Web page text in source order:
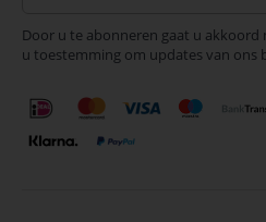
onze
nieuwsbrief
Door u te abonneren gaat u akkoord
u toestemming om updates van ons